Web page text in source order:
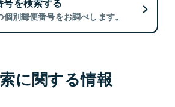
別郵便番号をお調べします。
に関する情報